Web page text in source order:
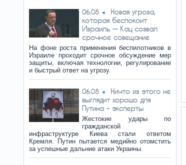
06.08
Новая угроза,
которая беспокоит
Израиль — Кац созвал
срочное совещание
На фоне роста применения беспилотников в
Израиле проходит срочное обсуждение мер
защиты, включая технологии, регулирование
и быстрый ответ на угрозу.
06.08
Ничто из этого не
выглядит хорошо для
Путина – эксперты
Жестокие удары по
гражданской
инфраструктуре Киева стали ответом
Кремля. Путин пытается медийно отомстить
за успешные дальние атаки Украины.